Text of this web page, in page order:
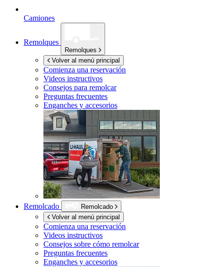
Camiones
Remolques
Remolques
Volver al menú principal
Comienza una reservación
Videos instructivos
Consejos para remolcar
Preguntas frecuentes
Enganches y accesorios
Remolcado
Remolcado
Volver al menú principal
Comienza una reservación
Videos instructivos
Consejos sobre cómo remolcar
Preguntas frecuentes
Enganches y accesorios